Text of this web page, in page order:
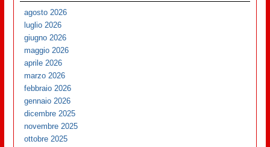
agosto 2026
luglio 2026
giugno 2026
maggio 2026
aprile 2026
marzo 2026
febbraio 2026
gennaio 2026
dicembre 2025
novembre 2025
ottobre 2025